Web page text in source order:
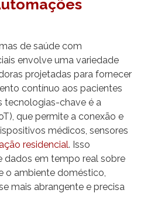
de saúde com
envolve uma variedade
projetadas para fornecer
contínuo aos pacientes
tecnologias-chave é a
que permite a conexão e
médicos, sensores
residencial. Isso
dados em tempo real sobre
o ambiente doméstico,
mais abrangente e precisa